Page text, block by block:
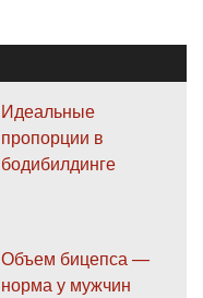
Идеальные
пропорции в
бодибилдинге
Объем бицепса —
норма у мужчин